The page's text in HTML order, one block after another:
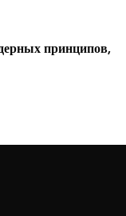
принципов,